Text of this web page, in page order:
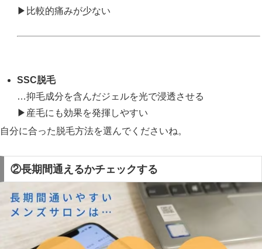
▶比較的痛みが少ない
SSC脱毛
…抑毛成分を含んだジェルを光で浸透させる
▶産毛にも効果を発揮しやすい
自分に合った脱毛方法を選んでくださいね。
②長期間通えるかチェックする